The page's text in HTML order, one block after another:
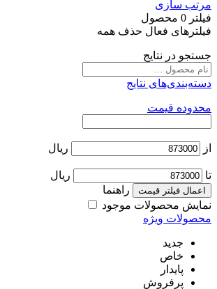
مرتب سازی
فیلتر 0 محصول
فیلترهای فعال حذف همه
جستجو در نتایج
دسته‌بندی‌های نتایج
محدوده قیمت
از ریال
تا ریال
اعمال فیلتر قیمت
راهنما
نمایش محصولات موجود
محصولات ویژه
جدید
خاص
پایدار
پرفروش